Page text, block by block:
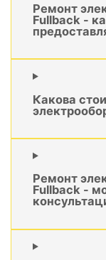
Ремонт
Fullback -
Какова
Ремонт
Fullback -